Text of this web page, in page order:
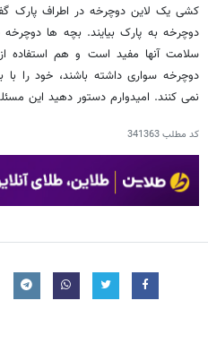
کشی یک لاین دوچرخه در اطراف پارک
دوچرخه به پارک بیایند. بچه ها
سلامت آنها مفید است و هم استفاده
دوچرخه سواری داشته باشند، خود را با
نمی کنند. امیدوارم دستور دهید این
کد مطلب341363